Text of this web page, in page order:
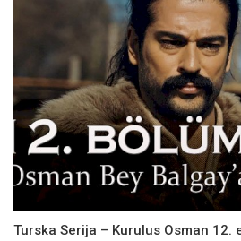
Turska Serija – Kurulus Osman 12.